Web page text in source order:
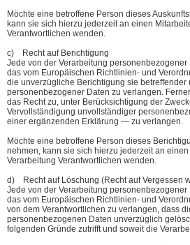
Möchte eine betroffene Person dieses
kann sie sich hierzu jederzeit an einen
Verantwortlichen wenden.
c) Recht auf Berichtigung
Jede von der Verarbeitung
das vom Europäischen Richtlinien- und
die unverzügliche Berichtigung sie betreffender
personenbezogener Daten zu verlangen.
das Recht zu, unter Berücksichtigung der
Vervollständigung unvollständiger
einer ergänzenden Erklärung — zu verlangen.
Möchte eine betroffene Person dieses
nehmen, kann sie sich hierzu jederzeit an
Verarbeitung Verantwortlichen wenden.
d) Recht auf Löschung (Recht auf Vergessen
Jede von der Verarbeitung
das vom Europäischen Richtlinien- und
von dem Verantwortlichen zu verlangen, dass
personenbezogenen Daten unverzüglich
folgenden Gründe zutrifft und soweit die